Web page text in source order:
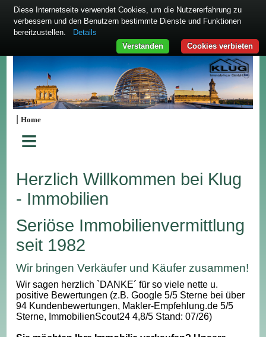
|Home
≡
Herzlich Willkommen bei Klug
- Immobilien
Seriöse Immobilienvermittlung
seit 1982
Wir bringen Verkäufer und Käufer zusammen!
Wir sagen herzlich `DANKE´ für so viele nette u.
positive Bewertungen (z.B. Google 5/5 Sterne bei über
94 Kundenbewertungen, Makler-Empfehlung.de 5/5
Sterne, ImmobilienScout24 4,8/5 Stand: 07/26)
Diese Internetseite verwendet Cookies, um die Nutzererfahrung zu
verbessern und den Benutzern bestimmte Dienste und Funktionen
bereitzustellen.
Details
Cookies verbieten
Verstanden